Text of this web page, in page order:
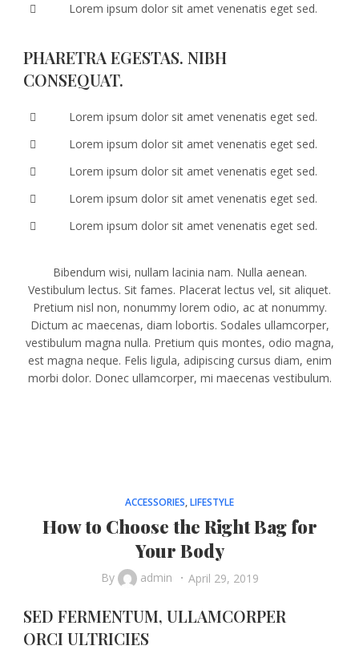
Lorem ipsum dolor sit amet venenatis eget sed.
PHARETRA EGESTAS. NIBH
CONSEQUAT.
Lorem ipsum dolor sit amet venenatis eget sed.
Lorem ipsum dolor sit amet venenatis eget sed.
Lorem ipsum dolor sit amet venenatis eget sed.
Lorem ipsum dolor sit amet venenatis eget sed.
Lorem ipsum dolor sit amet venenatis eget sed.
Bibendum wisi, nullam lacinia nam. Nulla aenean.
Vestibulum lectus. Sit fames. Placerat lectus vel, sit aliquet.
Pretium nisl non, nonummy lorem odio, ac at nonummy.
Dictum ac maecenas, diam lobortis. Sodales ullamcorper,
vestibulum magna nulla. Pretium quis montes, odio magna,
est magna neque. Felis ligula, adipiscing cursus diam, enim
morbi dolor. Donec ullamcorper, mi maecenas vestibulum.
ACCESSORIES,LIFESTYLE
How to Choose the Right Bag for
Your Body
By admin April 29, 2019
SED FERMENTUM, ULLAMCORPER
ORCI ULTRICIES